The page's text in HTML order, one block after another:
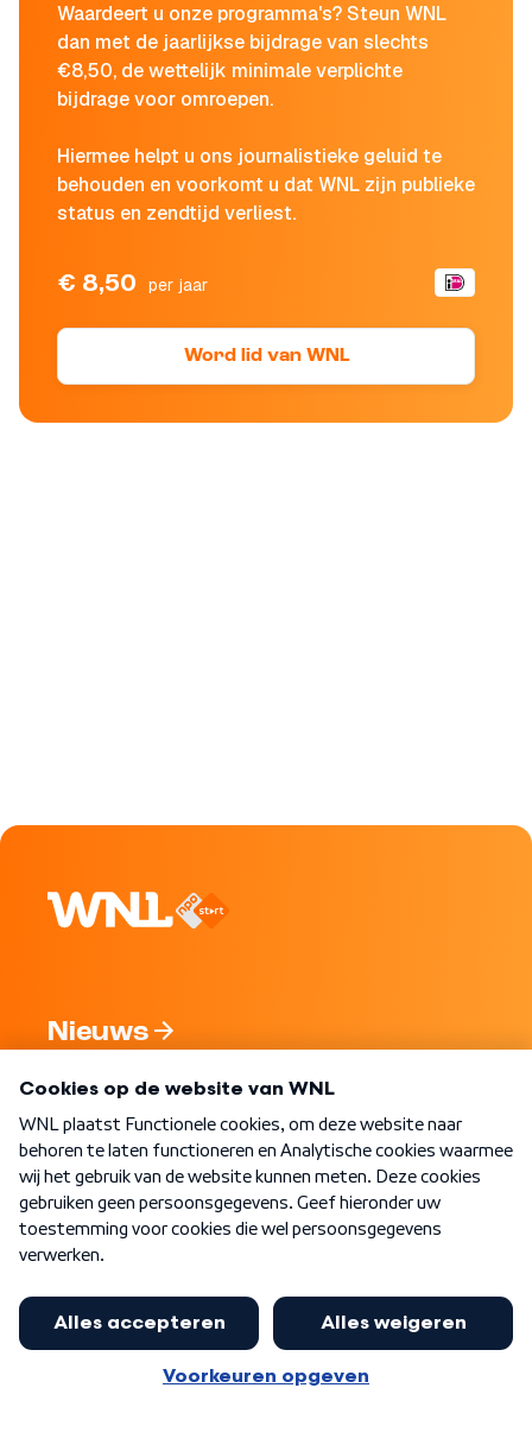
Waardeert u onze programma's? Steun WNL
dan met de jaarlijkse bijdrage van slechts
€8,50, de wettelijk minimale verplichte
bijdrage voor omroepen.
Hiermee helpt u ons journalistieke geluid te
behouden en voorkomt u dat WNL zijn publieke
status en zendtijd verliest.
€ 8,50 per jaar
Word lid van WNL
Nieuws
Nieuwsbrief
Word Lid